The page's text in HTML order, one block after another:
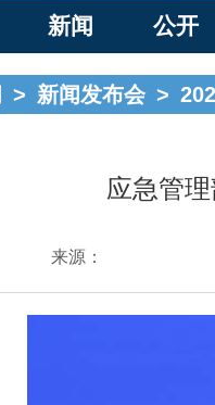
新闻 公开
> 新闻发布会 >
应急管
来源：